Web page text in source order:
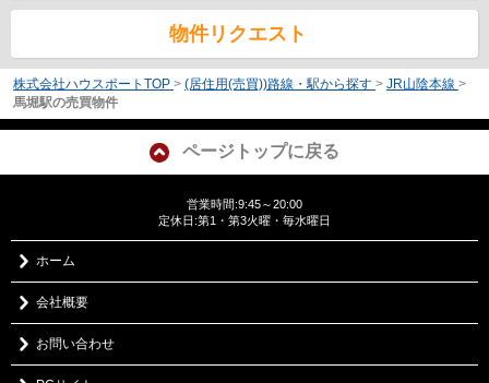
物件リクエスト
株式会社ハウスポートTOP > (居住用(売買))路線・駅から探す > JR山陰本線 >
馬堀駅の売買物件
ページトップに戻る
営業時間:9:45～20:00
定休日:第1・第3火曜・毎水曜日
ホーム
会社概要
お問い合わせ